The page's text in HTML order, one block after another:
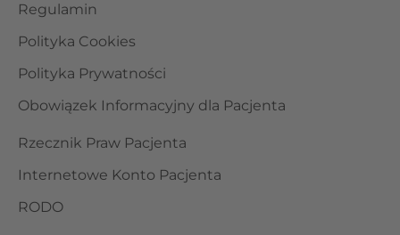
Regulamin
Polityka Cookies
Polityka Prywatności
Obowiązek Informacyjny dla Pacjenta
Rzecznik Praw Pacjenta
Internetowe Konto Pacjenta
RODO